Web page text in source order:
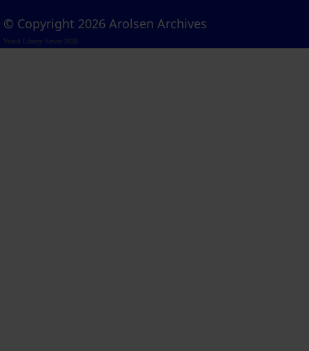
© Copyright 2026 Arolsen Archives
Visual Library Server 2026